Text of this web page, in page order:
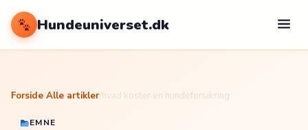
Hundeuniverset.dk
Forside Alle artikler/
EMNE